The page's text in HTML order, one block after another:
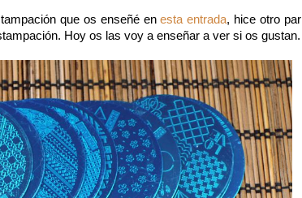
que os enseñé enesta entrada, hice otro par
Hoy os las voy a enseñar a ver si os gustan.